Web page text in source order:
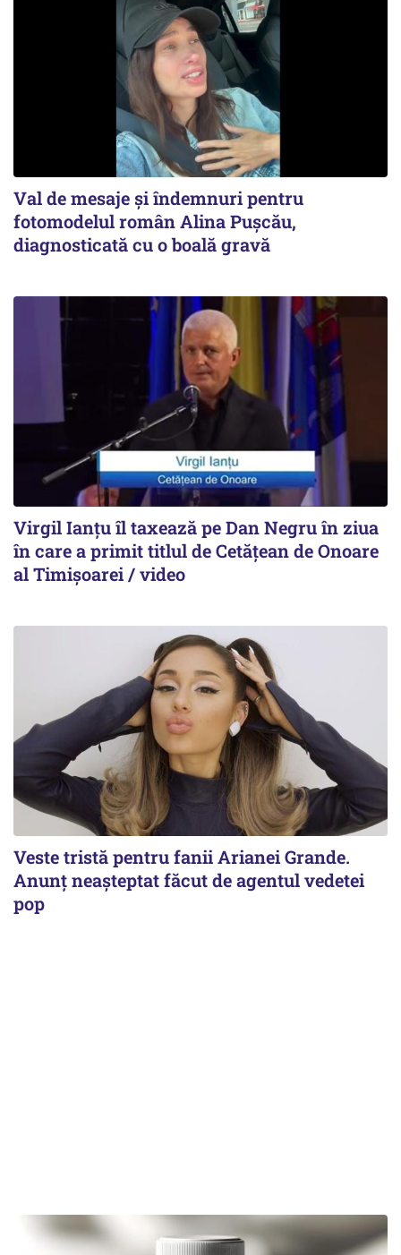
Val de mesaje și îndemnuri pentru
fotomodelul român Alina Pușcău,
diagnosticată cu o boală gravă
Virgil Ianțu îl taxează pe Dan Negru în ziua
în care a primit titlul de Cetățean de Onoare
al Timișoarei / video
Veste tristă pentru fanii Arianei Grande.
Anunț neașteptat făcut de agentul vedetei
pop